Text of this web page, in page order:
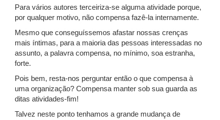
Para vários autores terceiriza-se alguma atividade porque,
por qualquer motivo, não compensa fazê-la internamente.
Mesmo que conseguíssemos afastar nossas crenças
mais íntimas, para a maioria das pessoas interessadas no
assunto, a palavra compensa, no mínimo, soa estranha,
forte.
Pois bem, resta-nos perguntar então o que compensa à
uma organização? Compensa manter sob sua guarda as
ditas atividades-fim!
Talvez neste ponto tenhamos a grande mudança de